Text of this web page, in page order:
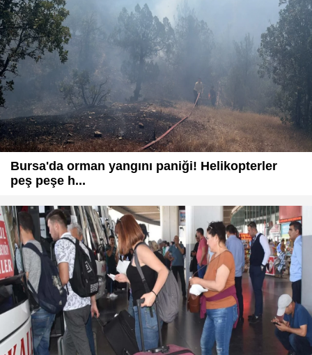
Bursa'da orman yangını paniği! Helikopterler
peş peşe h...